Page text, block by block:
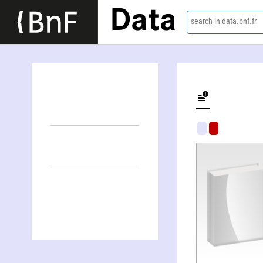
Data search in data.bnf.fr